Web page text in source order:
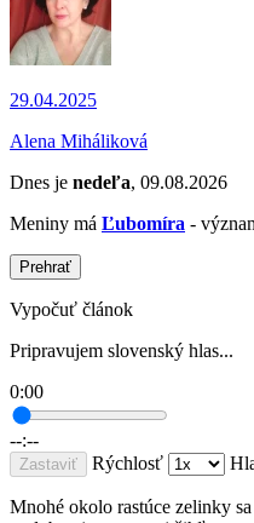
29.04.2025
Alena Miháliková
Dnes je nedeľa, 09.08.2026
Meniny má Ľubomíra -
Prehrať
Vypočuť článok
Pripravujem slovenský hlas...
0:00
--:--
Zastaviť Rýchlosť
Mnohé okolo rastúce zelinky